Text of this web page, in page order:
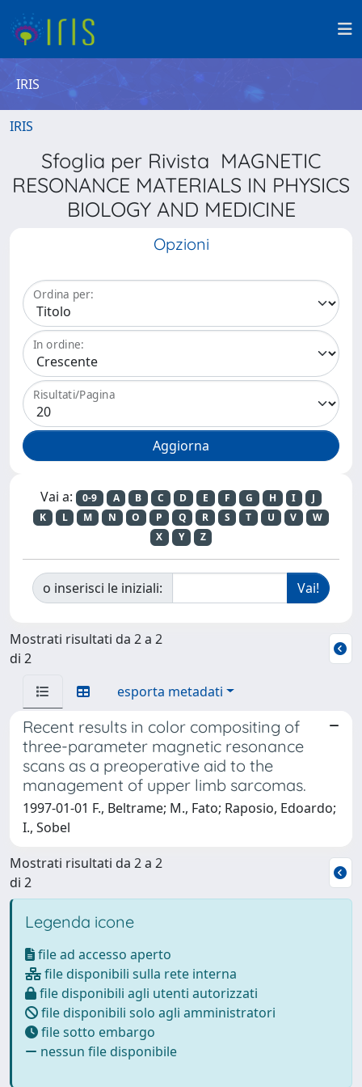
IRIS
IRIS
Sfoglia per Rivista MAGNETIC
RESONANCE MATERIALS IN PHYSICS
BIOLOGY AND MEDICINE
Opzioni
Ordina per:
In ordine:
Risultati/Pagina
Vai a: 0-9 A B C D E F G H I
J
K
L M N O P Q R S T U V
W
X
Y Z
o inserisci le iniziali:
Mostrati risultati da 2 a 2
di 2
esporta metadati
Recent results in color compositing of
three-parameter magnetic resonance
scans as a preoperative aid to the
management of upper limb sarcomas.
1997-01-01 F., Beltrame; M., Fato; Raposio, Edoardo;
I., Sobel
Mostrati risultati da 2 a 2
di 2
Legenda icone
file ad accesso aperto
file disponibili sulla rete interna
file disponibili agli utenti autorizzati
file disponibili solo agli amministratori
file sotto embargo
nessun file disponibile